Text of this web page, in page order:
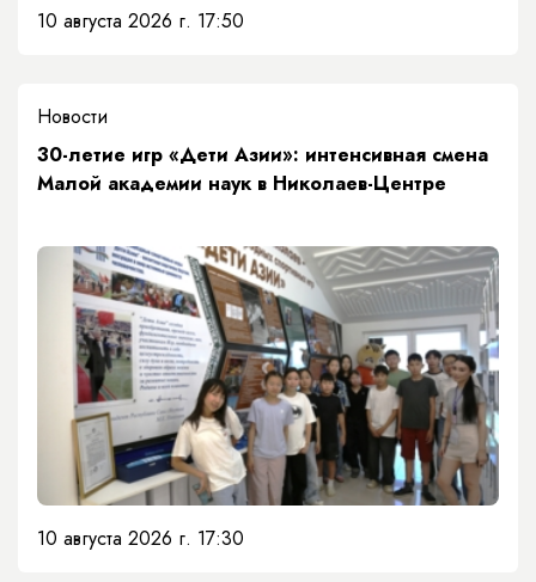
10 августа 2026 г. 17:50
Новости
30-летие игр «Дети Азии»: интенсивная смена
Малой академии наук в Николаев-Центре
10 августа 2026 г. 17:30